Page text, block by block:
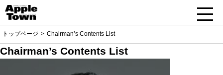
トップページ Chairman’s Contents List
Chairman’s Contents List